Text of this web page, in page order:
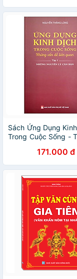
Sách Ứng Dụng
Trong Cuộc Sống -
171.000 đ